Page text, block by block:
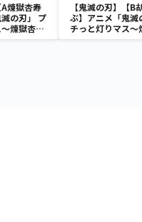
A煉獄杏寿
の刃」 プ
煉獄杏寿
【鬼滅の刃】【B
ぶ】アニメ「鬼滅
チっと灯りマス～
郎・胡蝶しのぶ～